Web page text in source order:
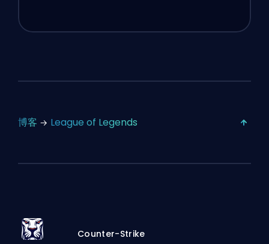
博客 League of Legends
Counter-Strike